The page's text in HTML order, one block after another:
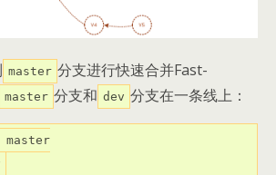
master 分支进行快速合并Fast-
master 分支和 dev 分支在一条线上：